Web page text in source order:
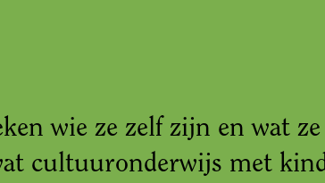
wie ze zelf zijn en wat
cultuuronderwijs met